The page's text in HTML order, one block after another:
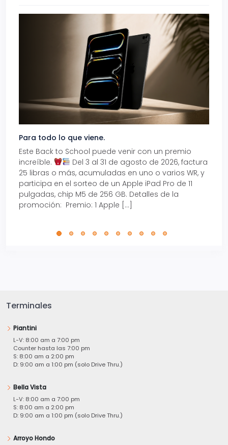
Para todo lo que viene.
Este Back to School puede venir con un premio
increíble.
Del 3 al 31 de agosto de 2026, factura
25 libras o más, acumuladas en uno o varios WR, y
participa en el sorteo de un Apple iPad Pro de 11
pulgadas, chip M5 de 256 GB. Detalles de la
promoción: Premio: 1 Apple […]
Terminales
Piantini
L-V: 8:00 am a 7:00 pm
Counter hasta las 7:00 pm
S: 8:00 am a 2:00 pm
D: 9:00 am a 1:00 pm (solo Drive Thru.)
Bella Vista
L-V: 8:00 am a 7:00 pm
S: 8:00 am a 2:00 pm
D: 9:00 am a 1:00 pm (solo Drive Thru.)
Arroyo Hondo